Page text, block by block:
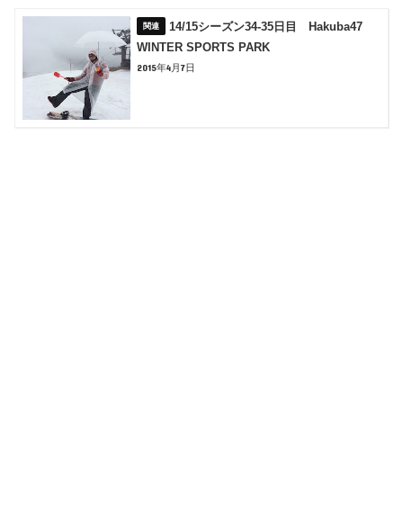
14/15シーズン34-35日目 Hakuba47
WINTER SPORTS PARK
2015年4月7日